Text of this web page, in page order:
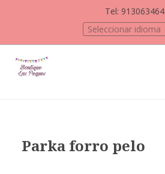
Tel: 913063464
Seleccionar idioma
Parka forro pelo